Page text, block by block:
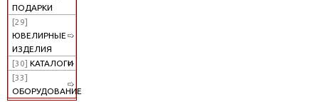
ПОДАРКИ
[29]
ЮВЕЛИРНЫЕ
ИЗДЕЛИЯ
[30] КАТАЛОГИ
[33]
ОБОРУДОВАНИЕ